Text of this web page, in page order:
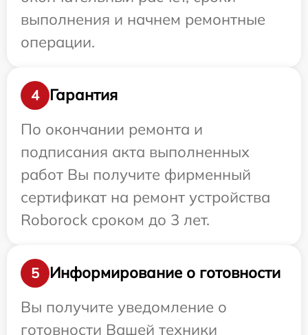
выполнения и начнем ремонтные
операции.
4
Гарантия
По окончании ремонта и
подписания акта выполненных
работ Вы получите фирменный
сертификат на ремонт устройства
Roborock сроком до 3 лет.
5
Информирование о готовности
Вы получите уведомление о
готовности Вашей техники